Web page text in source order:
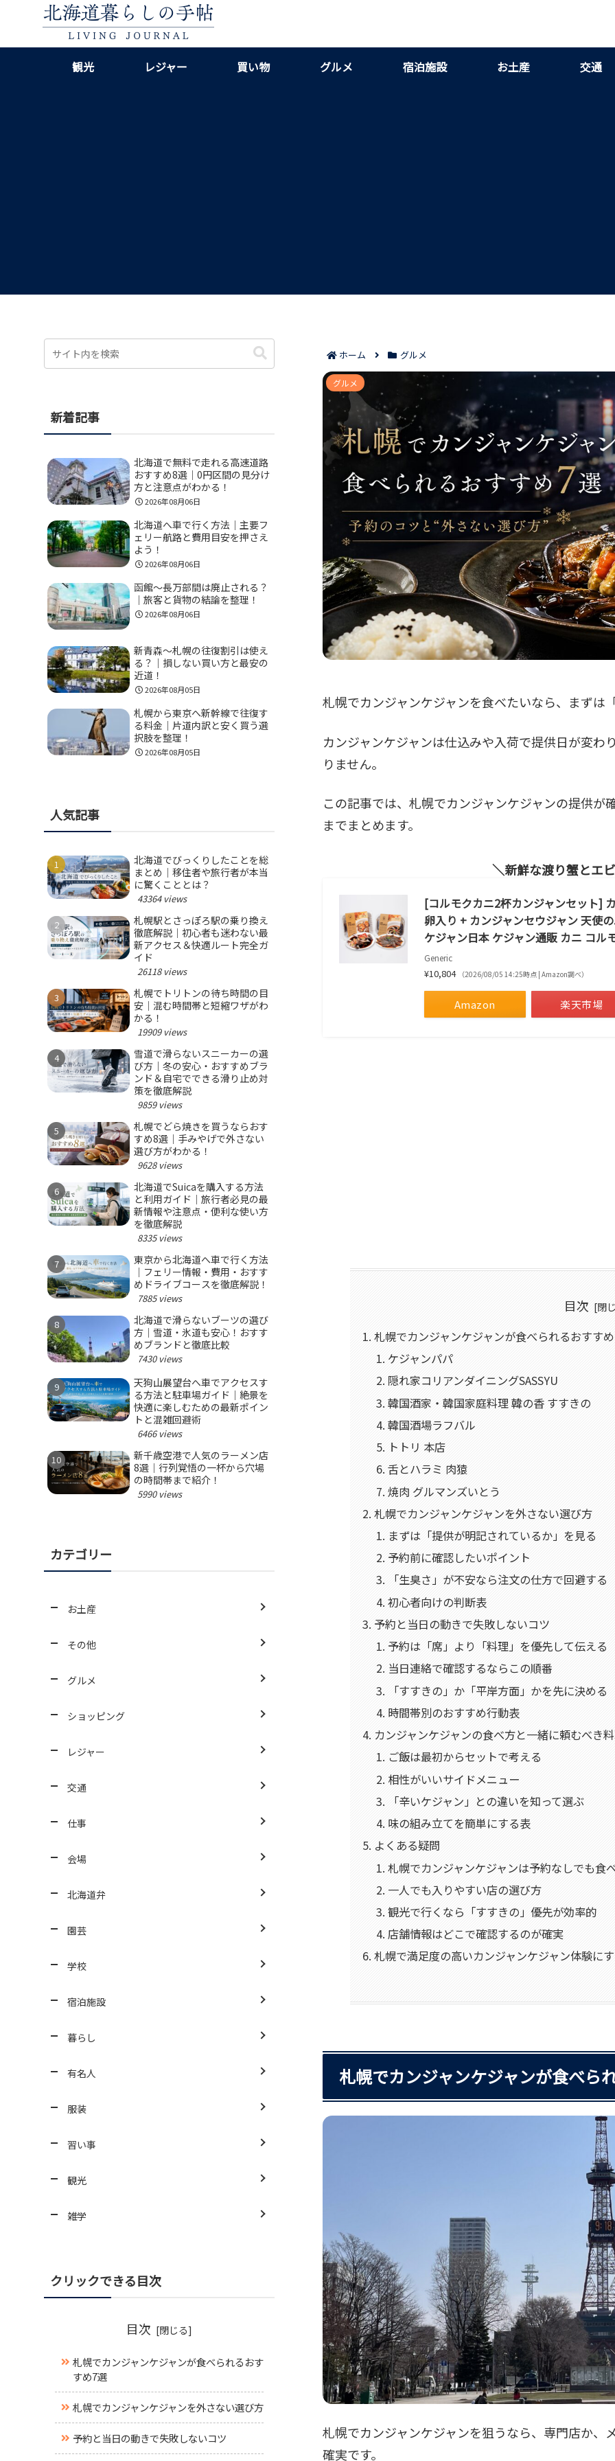
観光 レジャー 買い物 グルメ 宿泊施設 お土産 交通
ホーム グルメ
札幌でカンジャンケジャンが食べられるおすすめ7選
グルメ
札幌でカンジャンケジャンを食べたいなら、まずは
カンジャンケジャンは仕込みや入荷で提供日が変
りません。
この記事では、札幌でカンジャンケジャンの提供
までまとめます。
新鮮な渡り蟹とエ
[コルモクカニ2杯カンジャンセット]
卵入り + カンジャンセウジャン 天使
ケジャン日本 ケジャン通販 カニ コル
Generic
¥10,804 （2026/08/05 14:25時点 | Amazon調べ）
Amazon 楽天市場
目次
札幌でカンジャンケジャンが食べられるおすす
ケジャンパパ
隠れ家コリアンダイニングSASSYU
韓国酒家・韓国家庭料理 韓の香 すすきの
韓国酒場ラフバル
トトリ 本店
舌とハラミ 肉猿
焼肉 グルマンズいとう
札幌でカンジャンケジャンを外さない選び方
まずは「提供が明記されているか」を見る
予約前に確認したいポイント
「生臭さ」が不安なら注文の仕方で回避する
初心者向けの判断表
予約と当日の動きで失敗しないコツ
予約は「席」より「料理」を優先して伝える
当日連絡で確認するならこの順番
「すすきの」か「平岸方面」かを先に決める
時間帯別のおすすめ行動表
カンジャンケジャンの食べ方と一緒に頼むべき
ご飯は最初からセットで考える
相性がいいサイドメニュー
「辛いケジャン」との違いを知って選ぶ
味の組み立てを簡単にする表
よくある疑問
札幌でカンジャンケジャンは予約なしでも食
一人でも入りやすい店の選び方
観光で行くなら「すすきの」優先が効率的
店舗情報はどこで確認するのが確実
札幌で満足度の高いカンジャンケジャン体験に
札幌でカンジャンケジャンが食べら
札幌でカンジャンケジャンを狙うなら、専門店か
確実です。
新着記事
北海道で無料で走れる高速道路
おすすめ8選｜0円区間の見分け
方と注意点がわかる！
2026年08月06日
北海道へ車で行く方法｜主要フ
ェリー航路と費用目安を押さえ
よう！
2026年08月06日
函館〜長万部間は廃止される？
｜旅客と貨物の結論を整理！
2026年08月06日
新青森〜札幌の往復割引は使え
る？｜損しない買い方と最安の
近道！
2026年08月05日
札幌から東京へ新幹線で往復す
る料金｜片道内訳と安く買う選
択肢を整理！
2026年08月05日
人気記事
北海道でびっくりしたことを総
まとめ｜移住者や旅行者が本当
に驚くこととは？
43364 views
札幌駅とさっぽろ駅の乗り換え
徹底解説｜初心者も迷わない最
新アクセス＆快適ルート完全ガ
イド
26118 views
札幌でトリトンの待ち時間の目
安｜混む時間帯と短縮ワザがわ
かる！
19909 views
雪道で滑らないスニーカーの選
び方｜冬の安心・おすすめブラ
ンド＆自宅でできる滑り止め対
策を徹底解説
9859 views
札幌でどら焼きを買うならおす
すめ8選｜手みやげで外さない
選び方がわかる！
9628 views
北海道でSuicaを購入する方法
と利用ガイド｜旅行者必見の最
新情報や注意点・便利な使い方
を徹底解説
8335 views
東京から北海道へ車で行く方法
｜フェリー情報・費用・おすす
めドライブコースを徹底解説！
7885 views
北海道で滑らないブーツの選び
方｜雪道・氷道も安心！おすす
めブランドと徹底比較
7430 views
天狗山展望台へ車でアクセスす
る方法と駐車場ガイド｜絶景を
快適に楽しむための最新ポイン
トと混雑回避術
6466 views
新千歳空港で人気のラーメン店
8選｜行列覚悟の一杯から穴場
の時間帯まで紹介！
5990 views
カテゴリー
お土産
その他
グルメ
ショッピング
レジャー
交通
仕事
会場
北海道弁
園芸
学校
宿泊施設
暮らし
有名人
服装
習い事
観光
雑学
クリックできる目次
目次
札幌でカンジャンケジャンが食べられるおす
すめ7選
札幌でカンジャンケジャンを外さない選び方
予約と当日の動きで失敗しないコツ